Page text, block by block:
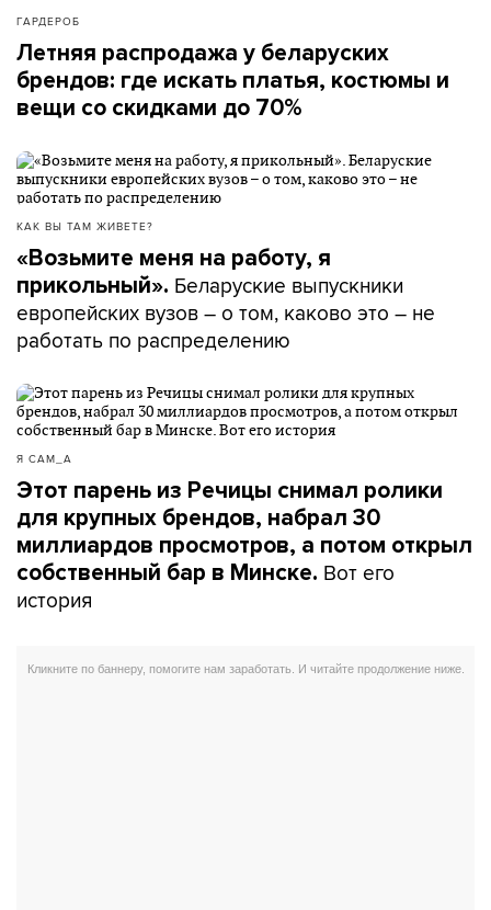
ГАРДЕРОБ
Летняя распродажа у беларуских
брендов: где искать платья, костюмы и
вещи со скидками до 70%
КАК ВЫ ТАМ ЖИВЕТЕ?
«Возьмите меня на работу, я
прикольный». Беларуские выпускники
европейских вузов – о том, каково это – не
работать по распределению
Я САМ_А
Этот парень из Речицы снимал ролики
для крупных брендов, набрал 30
миллиардов просмотров, а потом открыл
собственный бар в Минске. Вот его
история